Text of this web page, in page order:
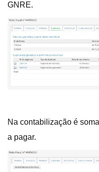
GNRE.
Na contabilização é
a pagar.